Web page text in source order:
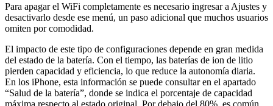
Para apagar el WiFi completamente es necesario ingresar a Ajustes y
desactivarlo desde ese menú, un paso adicional que muchos usuarios
omiten por comodidad.
El impacto de este tipo de configuraciones depende en gran medida
del estado de la batería. Con el tiempo, las baterías de ion de litio
pierden capacidad y eficiencia, lo que reduce la autonomía diaria.
En los iPhone, esta información se puede consultar en el apartado
“Salud de la batería”, donde se indica el porcentaje de capacidad
máxima respecto al estado original. Por debajo del 80%, es común